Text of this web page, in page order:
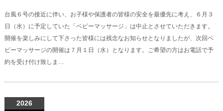
台風６号の接近に伴い、お子様や保護者の皆様の安全を最優先に考え、６月３
日（水）に予定していた「ベビーマッサージ」は中止とさせていただきます。
開催を楽しみにして下さった皆様には残念なお知らせとなりましたが、次回ベ
ビーマッサージの開催は７月１日（水）となります。ご希望の方はお電話で予
約を受け付け致しま…
2026